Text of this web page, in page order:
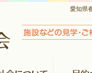
愛知県